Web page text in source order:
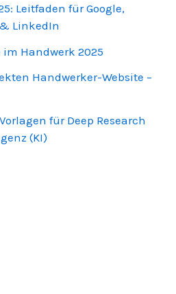
Leitfaden für Google,
LinkedIn
Handwerk 2025
Handwerker-Website –
für Deep Research
(KI)